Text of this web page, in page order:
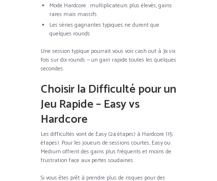
Mode Hardcore : multiplicateurs plus élevés, gains
rares mais massifs
Les séries gagnantes typiques ne durent que
quelques rounds
Une session typique pourrait vous voir cash out à 3x six
fois sur dix rounds — un gain rapide toutes les quelques
secondes.
Choisir la Difficulté pour un
Jeu Rapide – Easy vs
Hardcore
Les difficultés vont de Easy (24 étapes) à Hardcore (15
étapes). Pour les joueurs de sessions courtes, Easy ou
Medium offrent des gains plus fréquents et moins de
frustration face aux pertes soudaines.
Si vous êtes prêt à prendre plus de risques pour des